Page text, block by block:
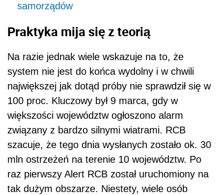
samorządów
Praktyka mija się z teorią
Na razie jednak wiele wskazuje na to, że
system nie jest do końca wydolny i w chwili
największej jak dotąd próby nie sprawdził się w
100 proc. Kluczowy był 9 marca, gdy w
większości województw ogłoszono alarm
związany z bardzo silnymi wiatrami. RCB
szacuje, że tego dnia wysłanych zostało ok. 30
mln ostrzeżeń na terenie 10 województw. Po
raz pierwszy Alert RCB został uruchomiony na
tak dużym obszarze. Niestety, wiele osób